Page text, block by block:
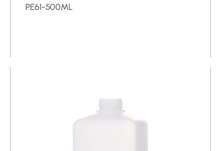
PE61-500ML